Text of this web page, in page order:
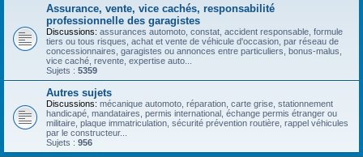
Assurance, vente, vice cachés, responsabilité
professionnelle des garagistes
Discussions: assurances automoto, constat, accident responsable, formule
tiers ou tous risques, achat et vente de véhicule d'occasion, par réseau de
concessionnaires, garagistes ou annonces entre particuliers, bonus-malus,
vice caché, revente, expertise auto...
Sujets : 5359
Autres sujets
Discussions: mécanique automoto, réparation, carte grise, stationnement
handicapé, mandataires, permis international, échange permis étranger ou
militaire, plaque immatriculation, sécurité prévention routière, rappel véhicules
par le constructeur...
Sujets : 956